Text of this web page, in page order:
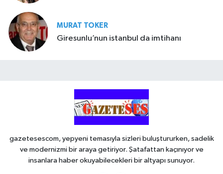
MURAT TOKER
Giresunlu’nun istanbul da imtihanı
gazetesescom, yepyeni temasıyla sizleri buluştururken, sadelik
ve modernizmi bir araya getiriyor. Şatafattan kaçınıyor ve
insanlara haber okuyabilecekleri bir altyapı sunuyor.